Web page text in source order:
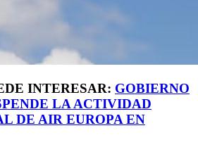
INTERESAR: GOBIERNO
LA ACTIVIDAD
DE AIR EUROPA EN